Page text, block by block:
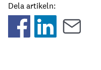
Dela artikeln: